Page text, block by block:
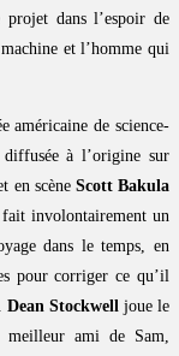
dans l’espoir de
et l’homme qui
américaine de science-
à l’origine sur
en scène Scott Bakula
involontairement un
dans le temps, en
pour corriger ce qu’il
Dean Stockwelljoue le
ami de Sam,